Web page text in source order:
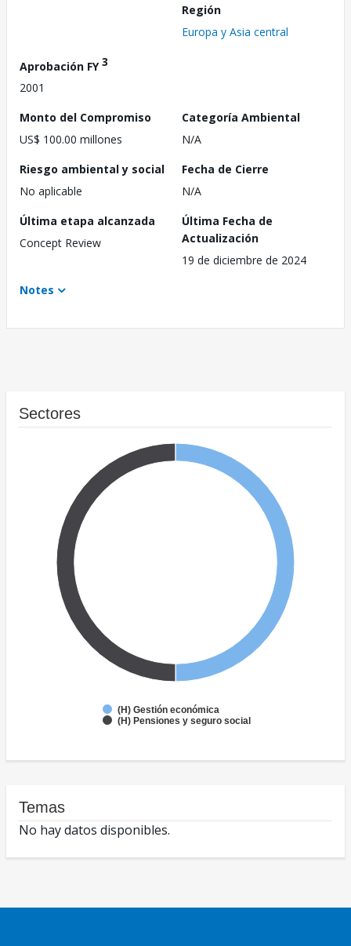
Región
Europa y Asia central
Aprobación FY3
2001
Monto del Compromiso
US$ 100.00 millones
Categoría Ambiental
N/A
Riesgo ambiental y social
No aplicable
Fecha de Cierre
N/A
Última etapa alcanzada
Concept Review
Última Fecha de
Actualización
19 de diciembre de 2024
Notes
Sectores
(H) Gestión económica
(H) Pensiones y seguro social
Temas
No hay datos disponibles.